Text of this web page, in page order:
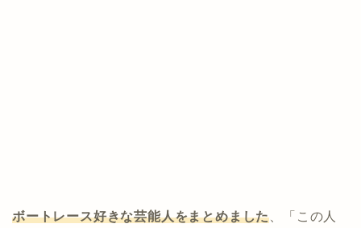
ボートレース好きな芸能人をまとめました 、「この人